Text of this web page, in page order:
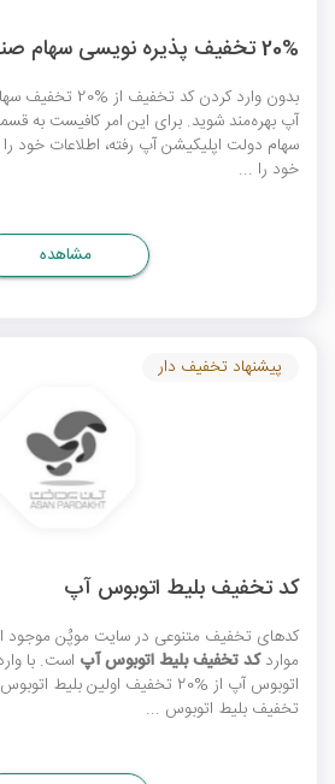
20% تخفیف پذیره نویسی سهام صندوق دولت آپ
بدون وارد کردن
آپ بهره‌مند شوید. برای این امر کافیست به
سهام دولت اپلیکیشن آپ رفته، اطلاعات خود
خود را ...
مشاهده
کد تخفیف بلیط اتوبوس آپ
کدهای تخفیف متنوعی در سایت موپُن موجود
مواردکد تخفیف بلیط اتوبوس آپ است. با
اتوبوس آپ از %20 تخفیف اولین
تخفیف بلیط اتوبوس ...
پیشنهاد تخفیف دار